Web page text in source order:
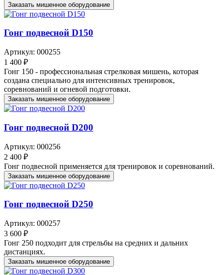
Заказать мишенное оборудование
Гонг подвесной D150
Артикул: 000255
1 400 ₽
Гонг 150 - профессиональная стрелковая мишень, которая
создана специально для интенсивных тренировок,
соревнований и огневой подготовки.
Заказать мишенное оборудование
Гонг подвесной D200
Артикул: 000256
2 400 ₽
Гонг подвесной применяется для тренировок и соревнований.
Заказать мишенное оборудование
Гонг подвесной D250
Артикул: 000257
3 600 ₽
Гонг 250 подходит для стрельбы на средних и дальних
дистанциях.
Заказать мишенное оборудование